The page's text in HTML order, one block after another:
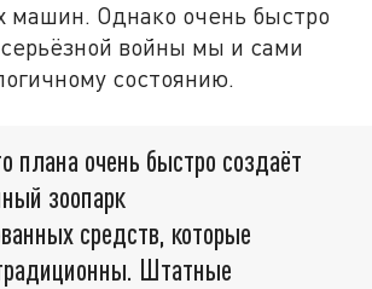
машин. Однако очень быстро
войны мы и сами
состоянию.
плана очень быстро создаёт
зоопарк
средств, которые
Штатные